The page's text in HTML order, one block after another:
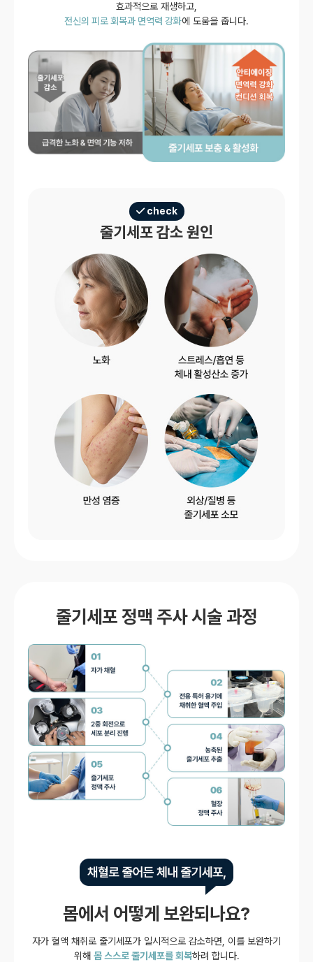
효과적으로 재생하고,
전신의 피로 회복과 면역력 강화에 도움을 줍니다.
check
줄기세포 감소 원인
줄기세포 정맥 주사 시술 과정
몸에서 어떻게 보완되나요?
자가 혈액 채취로 줄기세포가 일시적으로 감소하면, 이를 보완하기
위해 몸 스스로 줄기세포를 회복하려 합니다.